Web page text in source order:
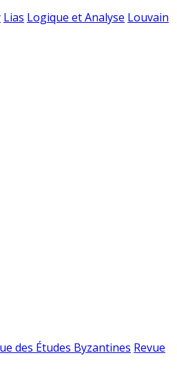
Lias Logique et Analyse Louvain
des Études Byzantines Revue